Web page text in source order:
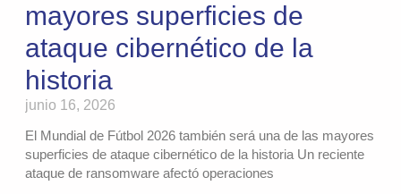
mayores superficies de
ataque cibernético de la
historia
junio 16, 2026
El Mundial de Fútbol 2026 también será una de las mayores
superficies de ataque cibernético de la historia Un reciente
ataque de ransomware afectó operaciones